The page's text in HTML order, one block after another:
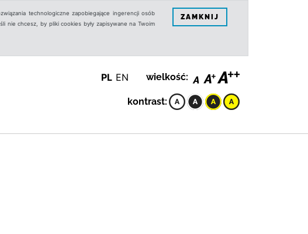
technologiczne zapobiegające ingerencji osób
nie chcesz, by pliki cookies były zapisywane na Twoim
ZAMKNIJ
PL EN wielkość:
kontrast: